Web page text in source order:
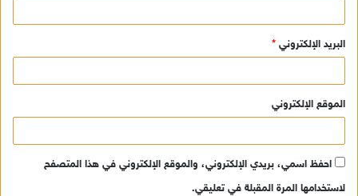
البريد الإلكتروني *
الموقع الإلكتروني
احفظ اسمي، بريدي الإلكتروني، والموقع الإلكتروني في هذا المتصفح
لاستخدامها المرة المقبلة في تعليقي.